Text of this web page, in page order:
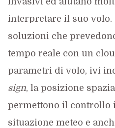
interpretare il suo volo.
soluzioni che
tempo reale con un
parametri di volo, ivi
sign, la posizione
permettono il controllo
situazione meteo e